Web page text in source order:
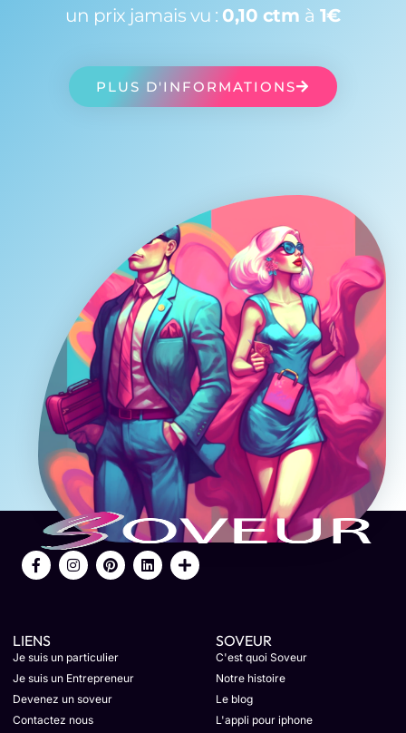
un prix jamais vu : 0,10 ctm à 1€
PLUS D'INFORMATIONS
LIENS
Je suis un particulier
Je suis un Entrepreneur
Devenez un soveur
Contactez nous
SOVEUR
C'est quoi Soveur
Notre histoire
Le blog
L'appli pour iphone